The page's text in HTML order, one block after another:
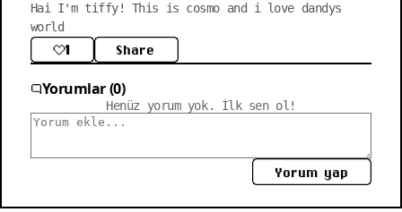
Hai I'm tiffy! This is cosmo and i love dandys
world
1 Share
Yorumlar (0)
Henüz yorum yok. İlk sen ol!
Yorum yap